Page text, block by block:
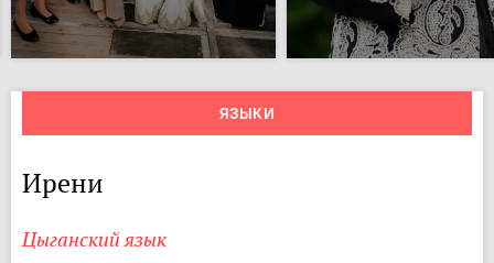
ЯЗЫКИ
Ирени
Цыганский язык